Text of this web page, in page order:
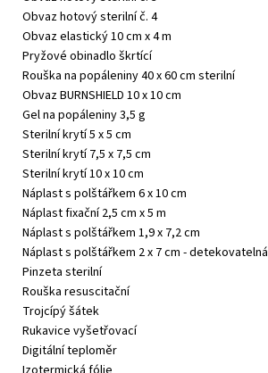
Obvaz hotový sterilní č. 4
Obvaz elastický 10 cm x 4 m
Pryžové obinadlo škrtící
Rouška na popáleniny 40 x 60 cm sterilní
Obvaz BURNSHIELD 10 x 10 cm
Gel na popáleniny 3,5 g
Sterilní krytí 5 x 5 cm
Sterilní krytí 7,5 x 7,5 cm
Sterilní krytí 10 x 10 cm
Náplast s polštářkem 6 x 10 cm
Náplast fixační 2,5 cm x 5 m
Náplast s polštářkem 1,9 x 7,2 cm
Náplast s polštářkem 2 x 7 cm - detekovatelná
Pinzeta sterilní
Rouška resuscitační
Trojcípý šátek
Rukavice vyšetřovací
Digitální teploměr